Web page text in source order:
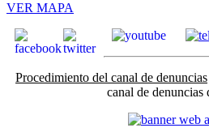
VER MAPA
Procedimiento del canal de denuncias
canal de denuncias